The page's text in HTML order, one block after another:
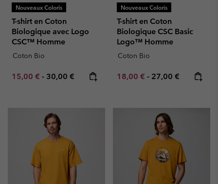
Nouveaux Coloris
T-shirt en Coton
Biologique avec Logo
CSC™ Homme
Coton Bio
Minimum sale price:
15,00 € - Maximum price:
30,00 €
Nouveaux Coloris
T-shirt en Coton
Biologique CSC Basic
Logo™ Homme
Coton Bio
Minimum sale price:
18,00 € - Maximum price:
27,00 €